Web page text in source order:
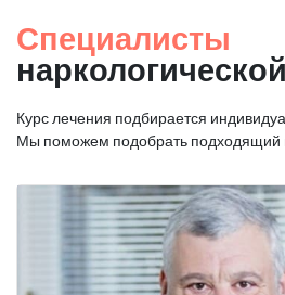
Специалисты
Курс лечения подбирается
Мы поможем подобрать подходящий